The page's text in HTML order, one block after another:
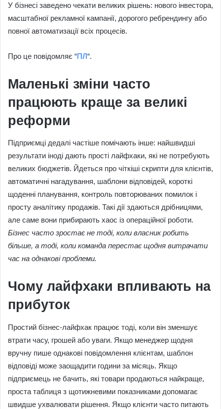
У бізнесі заведено чекати великих рішень: нового інвестора,
масштабної рекламної кампанії, дорогого ребрендингу або
повної автоматизації всіх процесів.
Про це повідомляє “ПЛ“.
Маленькі зміни часто
працюють краще за великі
реформи
Підприємці дедалі частіше помічають інше: найшвидші
результати іноді дають прості лайфхаки, які не потребують
великих бюджетів. Йдеться про чіткіші скрипти для клієнтів,
автоматичні нагадування, шаблони відповідей, короткі
щоденні планування, контроль повторюваних помилок і
просту аналітику продажів. Такі дії здаються дрібницями,
але саме вони прибирають хаос із операційної роботи.
Бізнес часто зростає не тоді, коли власник робить
більше, а тоді, коли команда перестає щодня витрачати
час на однакові проблеми.
Чому лайфхаки впливають на
прибуток
Простий бізнес-лайфхак працює тоді, коли він зменшує
втрати часу, грошей або уваги. Якщо менеджер щодня
вручну пише однакові повідомлення клієнтам, шаблон
відповіді може заощадити години за місяць. Якщо
підприємець не бачить, які товари продаються найкраще,
проста таблиця з щотижневими показниками допомагає
швидше ухвалювати рішення. Якщо клієнти часто питають